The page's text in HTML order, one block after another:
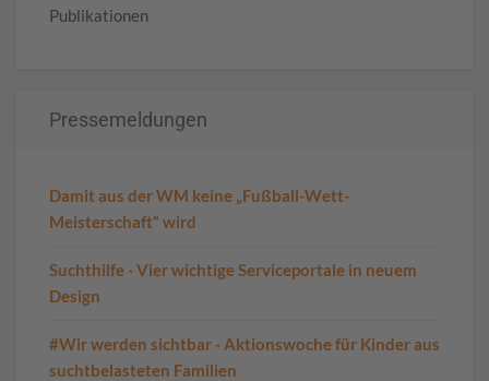
Publikationen
Pressemeldungen
Damit aus der WM keine „Fußball-Wett-
Meisterschaft“ wird
Suchthilfe - Vier wichtige Serviceportale in neuem
Design
#Wir werden sichtbar - Aktionswoche für Kinder aus
suchtbelasteten Familien